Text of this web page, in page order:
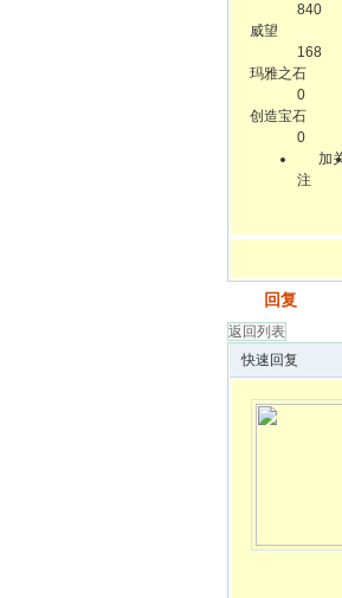
840
威望
168
玛雅之石
0
创造宝石
0
加
注
回复
返回列表
快速回复